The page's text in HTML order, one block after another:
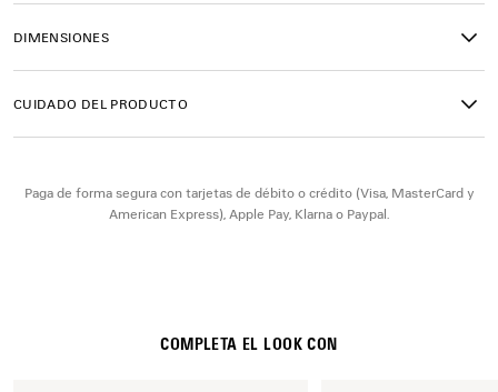
• Gafas no aptas para graduación
• Fabricadas en Japón
DIMENSIONES
CUIDADO DEL PRODUCTO
Paga de forma segura con tarjetas de débito o crédito (Visa, MasterCard y
American Express), Apple Pay, Klarna o Paypal.
COMPLETA EL LOOK CON